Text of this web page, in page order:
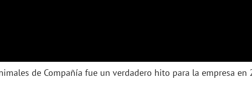
de Compañía fue un verdadero hito para la empresa en